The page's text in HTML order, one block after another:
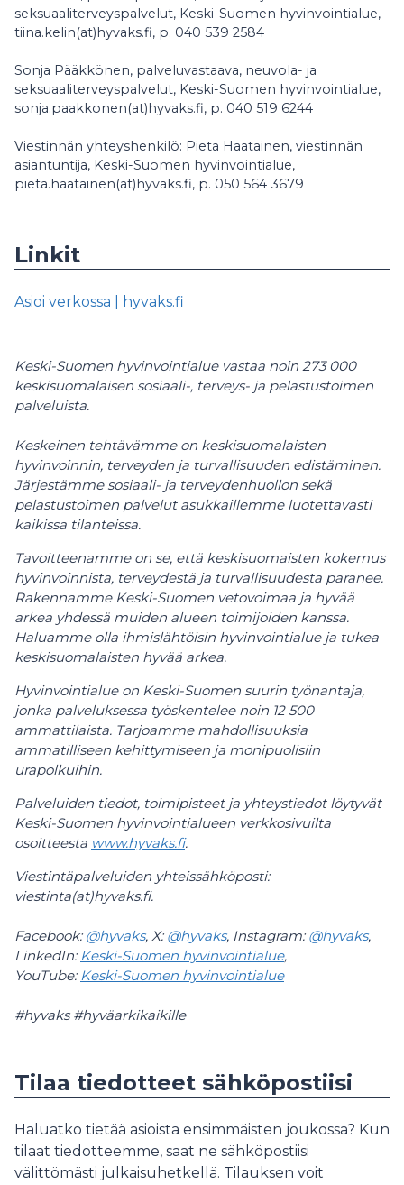
seksuaaliterveyspalvelut, Keski-Suomen hyvinvointialue,
tiina.kelin(at)hyvaks.fi, p. 040 539 2584
Sonja Pääkkönen, palveluvastaava, neuvola- ja
seksuaaliterveyspalvelut, Keski-Suomen hyvinvointialue,
sonja.paakkonen(at)hyvaks.fi, p. 040 519 6244
Viestinnän yhteyshenkilö: Pieta Haatainen, viestinnän
asiantuntija, Keski-Suomen hyvinvointialue,
pieta.haatainen(at)hyvaks.fi, p. 050 564 3679
Linkit
Asioi verkossa | hyvaks.fi
Keski-Suomen hyvinvointialue vastaa noin 273 000
keskisuomalaisen sosiaali-, terveys- ja pelastustoimen
palveluista.
Keskeinen tehtävämme on keskisuomalaisten
hyvinvoinnin, terveyden ja turvallisuuden edistäminen.
Järjestämme sosiaali- ja terveydenhuollon sekä
pelastustoimen palvelut asukkaillemme luotettavasti
kaikissa tilanteissa.
Tavoitteenamme on se, että keskisuomaisten kokemus
hyvinvoinnista, terveydestä ja turvallisuudesta paranee.
Rakennamme Keski-Suomen vetovoimaa ja hyvää
arkea yhdessä muiden alueen toimijoiden kanssa.
Haluamme olla ihmislähtöisin hyvinvointialue ja tukea
keskisuomalaisten hyvää arkea.
Hyvinvointialue on Keski-Suomen suurin työnantaja,
jonka palveluksessa työskentelee noin 12 500
ammattilaista. Tarjoamme mahdollisuuksia
ammatilliseen kehittymiseen ja monipuolisiin
urapolkuihin.
Palveluiden tiedot, toimipisteet ja yhteystiedot löytyvät
Keski-Suomen hyvinvointialueen verkkosivuilta
osoitteesta www.hyvaks.fi.
Viestintäpalveluiden yhteissähköposti:
viestinta(at)hyvaks.fi.
Facebook:@hyvaks, X:@hyvaks, Instagram:@hyvaks,
LinkedIn:Keski-Suomen hyvinvointialue,
YouTube:Keski-Suomen hyvinvointialue
#hyvaks #hyväarkikaikille
Tilaa tiedotteet sähköpostiisi
Haluatko tietää asioista ensimmäisten joukossa? Kun
tilaat tiedotteemme, saat ne sähköpostiisi
välittömästi julkaisuhetkellä. Tilauksen voit